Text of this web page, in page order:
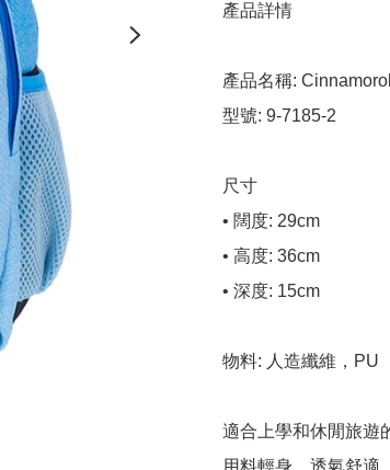
產品詳情
產品名稱:
型號: 9-7185-2
尺寸
• 闊度: 29cm
• 高度: 36cm
• 深度: 15cm
物料: 人造纖維，PU
適合上學和休閒旅遊
用料輕身，透氣舒適